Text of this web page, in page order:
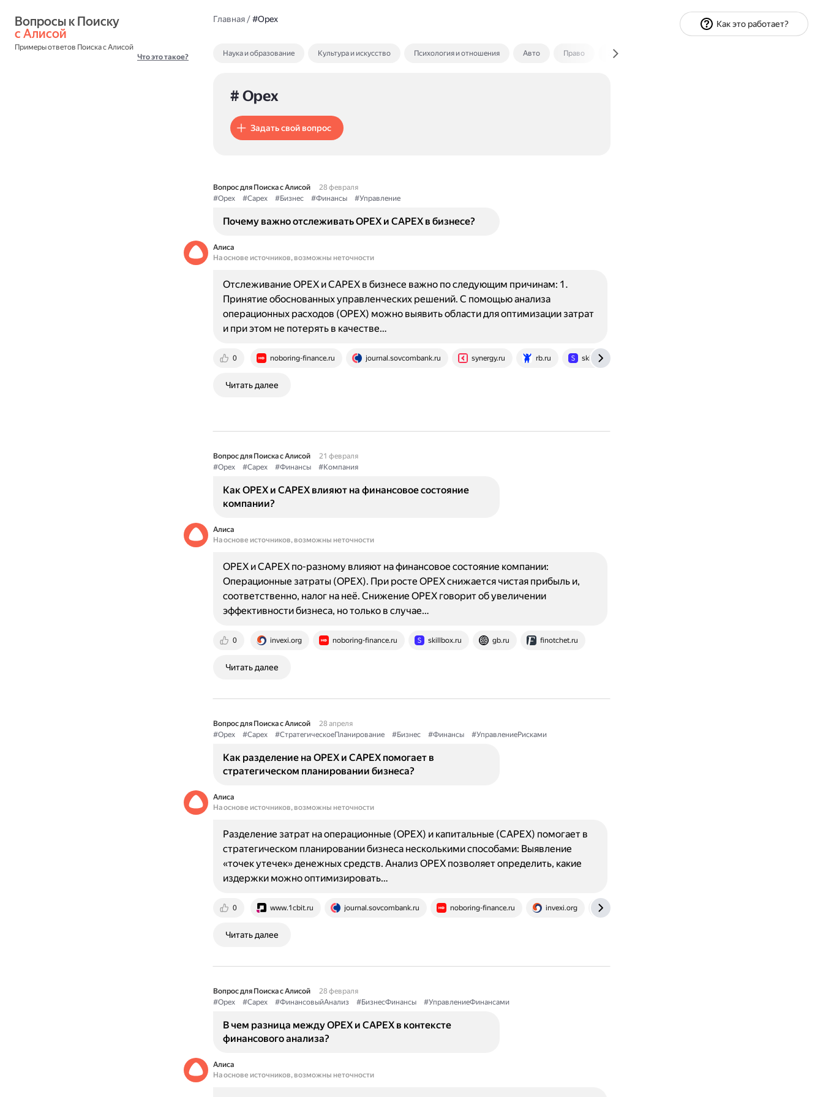
с Алисой
Примеры ответов Поиска с Алисой
Что это такое?
Главная/#Opex
Наука и образование Культура и искусство Психология и отношения Авто Право Экономика и финансы
# Opex
Задать свой вопрос
Вопрос для Поиска с Алисой
28 февраля
#Opex
#Capex #Бизнес #Финансы #Управление
Почему важно отслеживать OPEX и CAPEX в бизнесе?
Алиса
На основе источников, возможны неточности
0 noboring-finance.ru journal.sovcombank.ru synergy.ru rb.ru skillbox.ru
Отслеживание OPEX и CAPEX в бизнесе важно по следующим причинам: 1.
Принятие обоснованных управленческих решений. С помощью анализа
операционных расходов (OPEX) можно выявить области для оптимизации затрат
и при этом не потерять в качестве…
Читать далее
Вопрос для Поиска с Алисой
21 февраля
#Opex
#Capex #Финансы #Компания
Как OPEX и CAPEX влияют на финансовое состояние
компании?
Алиса
На основе источников, возможны неточности
0 invexi.org noboring-finance.ru skillbox.ru gb.ru finotchet.ru
OPEX и CAPEX по-разному влияют на финансовое состояние компании:
Операционные затраты (OPEX). При росте OPEX снижается чистая прибыль и,
соответственно, налог на неё. Снижение OPEX говорит об увеличении
эффективности бизнеса, но только в случае…
Читать далее
Вопрос для Поиска с Алисой
28 апреля
#Opex
#Capex #СтратегическоеПланирование #Бизнес #Финансы #УправлениеРисками
Как разделение на OPEX и CAPEX помогает в
стратегическом планировании бизнеса?
Алиса
На основе источников, возможны неточности
0 www.1cbit.ru journal.sovcombank.ru noboring-finance.ru invexi.org
Разделение затрат на операционные (OPEX) и капитальные (CAPEX) помогает в
стратегическом планировании бизнеса несколькими способами: Выявление
«точек утечек» денежных средств. Анализ OPEX позволяет определить, какие
издержки можно оптимизировать…
Читать далее
Вопрос для Поиска с Алисой
28 февраля
#Opex
#Capex #ФинансовыйАнализ #БизнесФинансы #УправлениеФинансами
В чем разница между OPEX и CAPEX в контексте
финансового анализа?
Алиса
На основе источников, возможны неточности
Как это работает?